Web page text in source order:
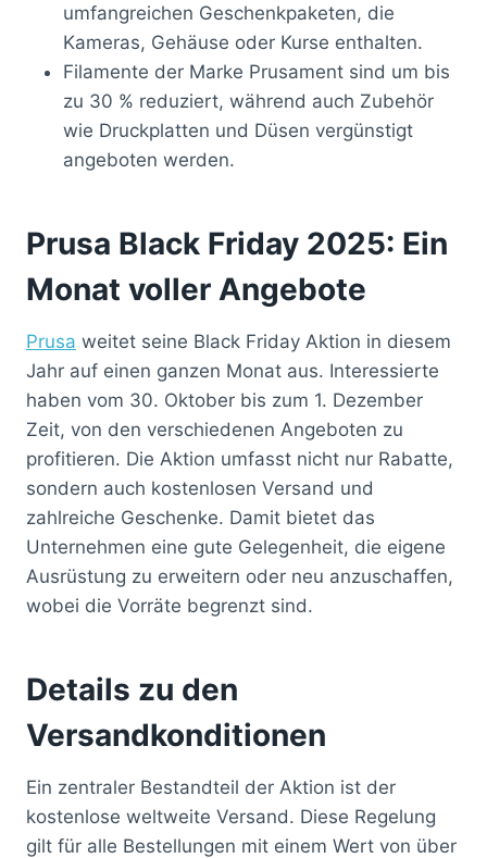
umfangreichen Geschenkpaketen, die
Kameras, Gehäuse oder Kurse enthalten.
Filamente der Marke Prusament sind um bis
zu 30 % reduziert, während auch Zubehör
wie Druckplatten und Düsen vergünstigt
angeboten werden.
Prusa Black Friday 2025: Ein
Monat voller Angebote
Prusa weitet seine Black Friday Aktion in diesem
Jahr auf einen ganzen Monat aus. Interessierte
haben vom 30. Oktober bis zum 1. Dezember
Zeit, von den verschiedenen Angeboten zu
profitieren. Die Aktion umfasst nicht nur Rabatte,
sondern auch kostenlosen Versand und
zahlreiche Geschenke. Damit bietet das
Unternehmen eine gute Gelegenheit, die eigene
Ausrüstung zu erweitern oder neu anzuschaffen,
wobei die Vorräte begrenzt sind.
Details zu den
Versandkonditionen
Ein zentraler Bestandteil der Aktion ist der
kostenlose weltweite Versand. Diese Regelung
gilt für alle Bestellungen mit einem Wert von über